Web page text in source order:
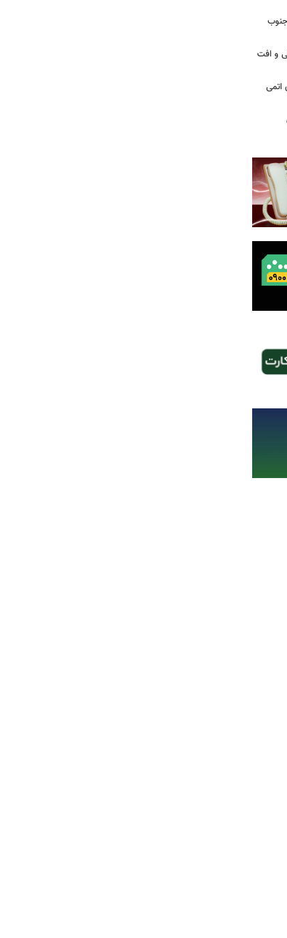
۱۱۳ توپ به جنوب
و افت
اتمی